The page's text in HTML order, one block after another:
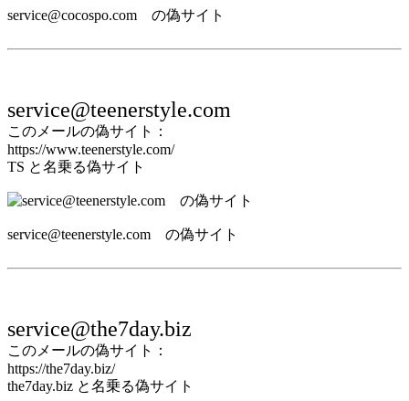
service@cocospo.com の偽サイト
service@teenerstyle.com
このメールの偽サイト：
https://www.teenerstyle.com/
TS と名乗る偽サイト
service@teenerstyle.com の偽サイト
service@the7day.biz
このメールの偽サイト：
https://the7day.biz/
the7day.biz と名乗る偽サイト